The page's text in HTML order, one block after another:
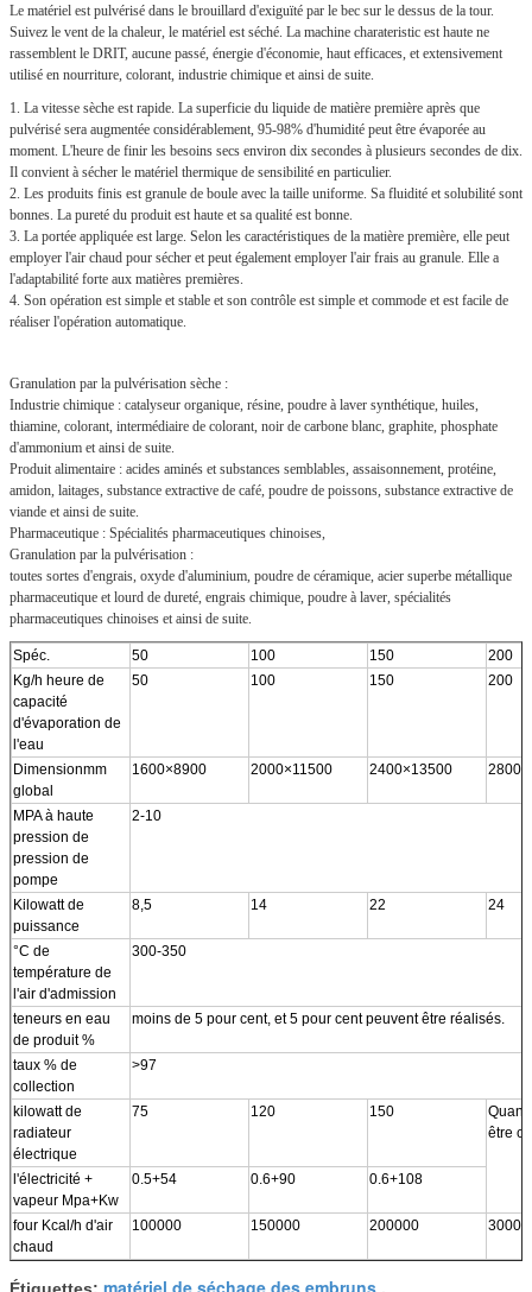
Le matériel est pulvérisé dans le brouillard d'exiguïté par le bec sur le dessus de la tour.
Suivez le vent de la chaleur, le matériel est séché. La machine charateristic est haute ne
rassemblent le DRIT, aucune passé, énergie d'économie, haut efficaces, et extensivement
utilisé en nourriture, colorant, industrie chimique et ainsi de suite.
1. La vitesse sèche est rapide. La superficie du liquide de matière première après que
pulvérisé sera augmentée considérablement, 95-98% d'humidité peut être évaporée au
moment. L'heure de finir les besoins secs environ dix secondes à plusieurs secondes de dix.
Il convient à sécher le matériel thermique de sensibilité en particulier.
2. Les produits finis est granule de boule avec la taille uniforme. Sa fluidité et solubilité sont
bonnes. La pureté du produit est haute et sa qualité est bonne.
3. La portée appliquée est large. Selon les caractéristiques de la matière première, elle peut
employer l'air chaud pour sécher et peut également employer l'air frais au granule. Elle a
l'adaptabilité forte aux matières premières.
4. Son opération est simple et stable et son contrôle est simple et commode et est facile de
réaliser l'opération automatique.
Granulation par la pulvérisation sèche :
Industrie chimique : catalyseur organique, résine, poudre à laver synthétique, huiles,
thiamine, colorant, intermédiaire de colorant, noir de carbone blanc, graphite, phosphate
d'ammonium et ainsi de suite.
Produit alimentaire : acides aminés et substances semblables, assaisonnement, protéine,
amidon, laitages, substance extractive de café, poudre de poissons, substance extractive de
viande et ainsi de suite.
Pharmaceutique : Spécialités pharmaceutiques chinoises,
Granulation par la pulvérisation :
toutes sortes d'engrais, oxyde d'aluminium, poudre de céramique, acier superbe métallique
pharmaceutique et lourd de dureté, engrais chimique, poudre à laver, spécialités
pharmaceutiques chinoises et ainsi de suite.
Spéc. 50 100 150
200
Kg/h heure de
capacité
d'évaporation de
l'eau
50 100 150 200
Dimensionmm
global
1600×8900 2000×11500 2400×13500
MPA à haute
pression de
pression de
pompe
2-10
Kilowatt de
puissance
8,5 14 22 24
°C de
température de
l'air d'admission
300-350
teneurs en eau
de produit %
moins de 5 pour cent, et 5 pour cent peuvent être réalisés.
taux % de
collection
>97
kilowatt de
radiateur
électrique
75 120 150
être
l'électricité +
vapeur Mpa+Kw
0.5+54 0.6+90 0.6+108
four Kcal/h d'air
chaud
100000 150000 200000
matériel de séchage des embruns